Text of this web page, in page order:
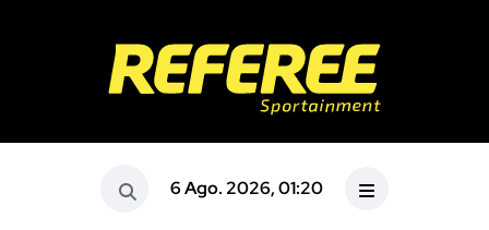
6 Ago. 2026, 01:20